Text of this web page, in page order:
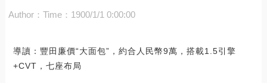
Author： Time：1900/1/1 0:00:00
導讀：豐田廉價“大面包”，約合人民幣9萬，搭載1.5引擎
+CVT，七座布局